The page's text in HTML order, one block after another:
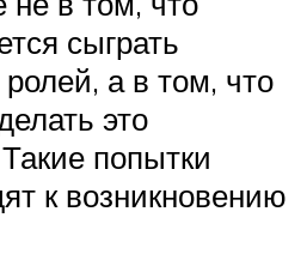
сыграть
а в том, что
это
попытки
к возникновению